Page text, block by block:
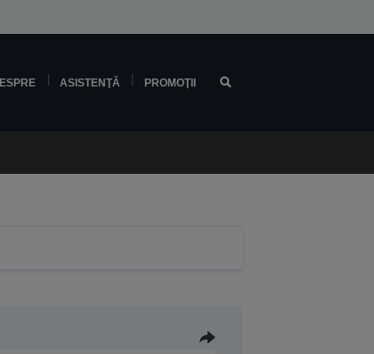
ASISTENŢĂ PROMOŢII